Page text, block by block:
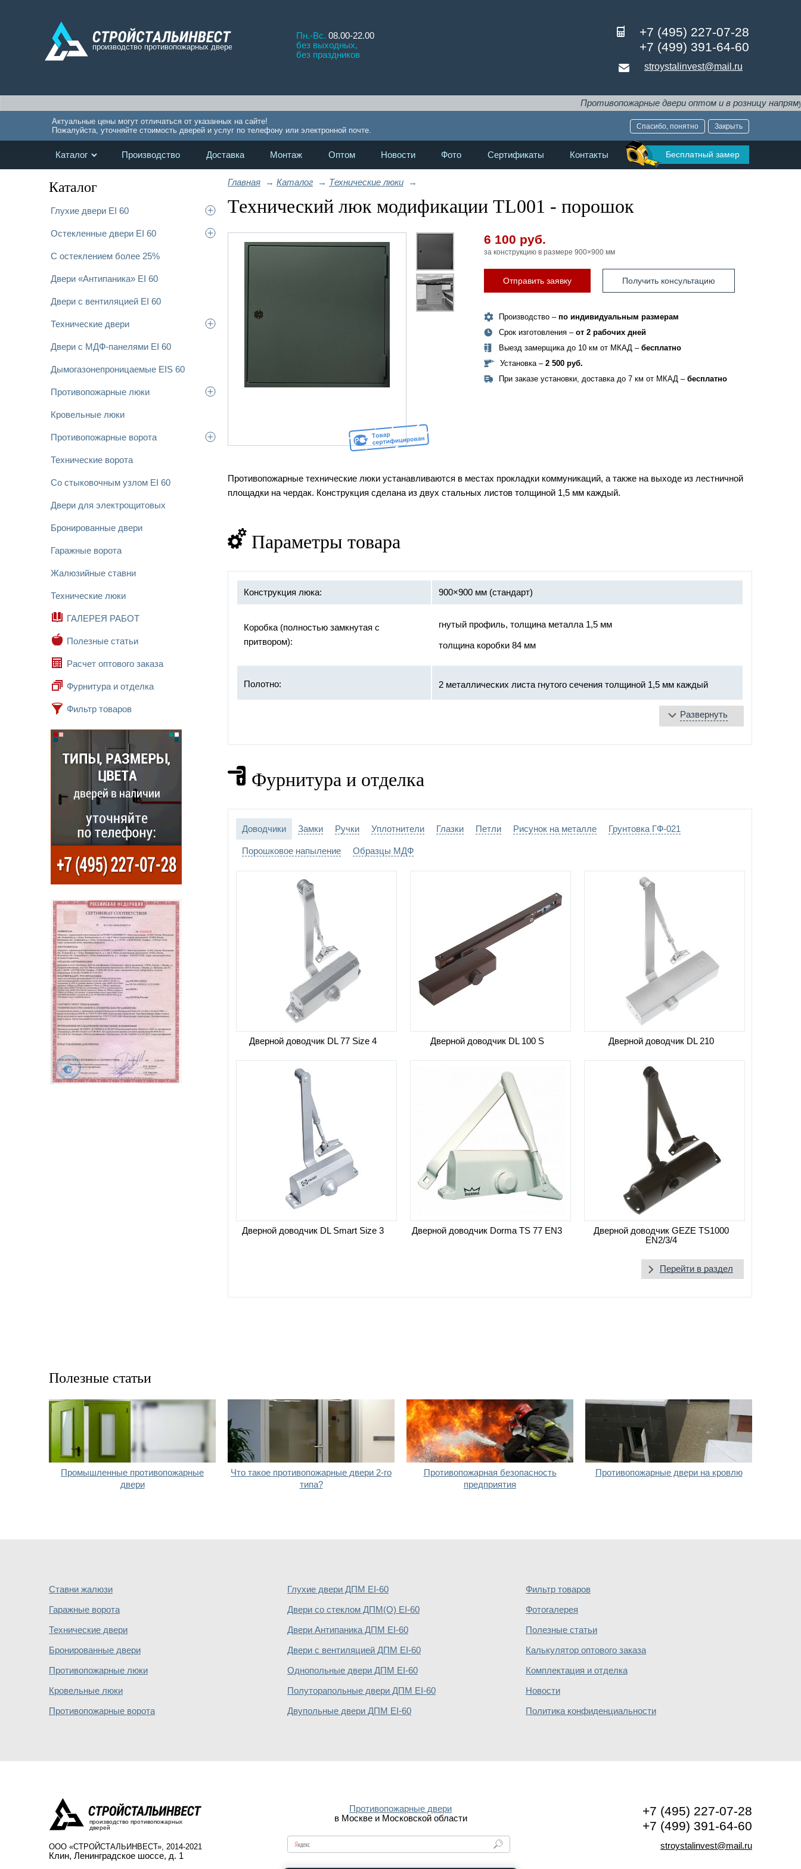
Пн.-Вс. 08.00-22.00
без выходных,
без праздников
+7 (495) 227-07-28
+7 (499) 391-64-60
stroystalinvest@mail.ru
Противопожарные двери оптом и в розницу напрямую
Актуальные цены могут отличаться от указанных на сайте!
Пожалуйста, уточняйте стоимость дверей и услуг по телефону или электронной почте.
Спасибо, понятно Закрыть
Каталог Производство Доставка Монтаж Оптом Новости Фото Сертификаты Контакты Бесплатный замер
Каталог
Глухие двери EI 60
Остекленные двери EI 60
С остеклением более 25%
Двери «Антипаника» EI 60
Двери с вентиляцией EI 60
Технические двери
Двери с МДФ-панелями EI 60
Дымогазонепроницаемые EIS 60
Противопожарные люки
Кровельные люки
Противопожарные ворота
Технические ворота
Со стыковочным узлом EI 60
Двери для электрощитовых
Бронированные двери
Гаражные ворота
Жалюзийные ставни
Технические люки
ГАЛЕРЕЯ РАБОТ
Полезные статьи
Расчет оптового заказа
Фурнитура и отделка
Фильтр товаров
Главная → Каталог → Технические люки →
Технический люк модификации TL001 - порошок
6 100 руб.
за конструкцию в размере 900×900 мм
Отправить заявку Получить консультацию
Производство – по индивидуальным размерам
Срок изготовления – от 2 рабочих дней
Выезд замерщика до 10 км от МКАД – бесплатно
Установка – 2 500 руб.
При заказе установки, доставка до 7 км от МКАД – бесплатно
Противопожарные технические люки устанавливаются в местах прокладки коммуникаций, а также на выходе из лестничной
площадки на чердак. Конструкция сделана из двух стальных листов толщиной 1,5 мм каждый.
Параметры товара
Конструкция люка: 900×900 мм (стандарт)
Коробка (полностью замкнутая с
притвором):
гнутый профиль, толщина металла 1,5 мм
толщина коробки 84 мм
Полотно: 2 металлических листа гнутого сечения толщиной 1,5 мм каждый
Замок:
Петли: на закрытых подшипниках диаметром 20 мм
покраска - порошковое напыление -выбрать цвет по каталогу цветов
Развернуть
Фурнитура и отделка
Доводчики Замки Ручки Уплотнители Глазки Петли Рисунок на металле Грунтовка ГФ-021
Порошковое напыление Образцы МДФ
Дверной доводчик DL 77 Size 4 Дверной доводчик DL 100 S Дверной доводчик DL 210
Дверной доводчик DL Smart Size 3 Дверной доводчик Dorma TS 77 EN3
Дверной доводчик GEZE TS1000
EN2/3/4
Перейти в раздел
Полезные статьи
Промышленные противопожарные
двери
Что такое противопожарные двери 2-го
типа?
Противопожарная безопасность
предприятия
Противопожарные двери на кровлю
Ставни жалюзи
Гаражные ворота
Технические двери
Бронированные двери
Противопожарные люки
Кровельные люки
Противопожарные ворота
Глухие двери ДПМ EI-60
Двери со стеклом ДПМ(О) EI-60
Двери Антипаника ДПМ EI-60
Двери с вентиляцией ДПМ EI-60
Однопольные двери ДПМ EI-60
Полуторапольные двери ДПМ EI-60
Двупольные двери ДПМ EI-60
Фильтр товаров
Фотогалерея
Полезные статьи
Калькулятор оптового заказа
Комплектация и отделка
Новости
Политика конфиденциальности
производство противопожарных
дверей
ООО «СТРОЙСТАЛЬИНВЕСТ», 2014-2021
Клин, Ленинградское шоссе, д. 1
Противопожарные двери
в Москве и Московской области
+7 (495) 227-07-28
+7 (499) 391-64-60
stroystalinvest@mail.ru